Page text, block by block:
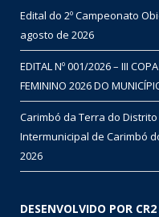
Edital do 2º Campeonato
agosto de 2026
EDITAL Nº 001/2026 – III
FEMININO 2026 DO
Carimbó da Terra do
Intermunicipal de Carimbó
2026
DESENVOLVIDO POR CR2